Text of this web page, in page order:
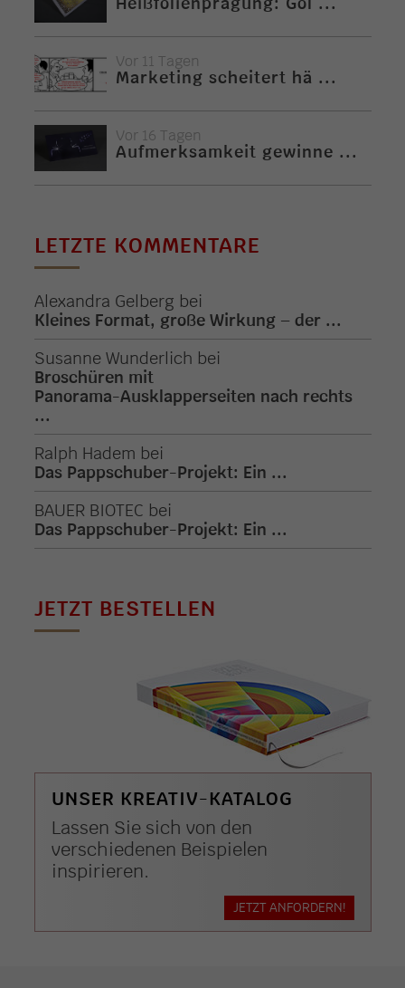
Vor 11 Tagen
Marketing scheitert hä ...
Vor 16 Tagen
Aufmerksamkeit gewinne ...
LETZTE KOMMENTARE
Alexandra Gelberg bei
Kleines Format, große Wirkung – der ...
Susanne Wunderlich bei
Broschüren mit
Panorama-Ausklapperseiten nach rechts
...
Ralph Hadem bei
Das Pappschuber-Projekt: Ein ...
BAUER BIOTEC bei
Das Pappschuber-Projekt: Ein ...
JETZT BESTELLEN
UNSER KREATIV-KATALOG
Lassen Sie sich von den
verschiedenen Beispielen
inspirieren.
JETZT ANFORDERN!